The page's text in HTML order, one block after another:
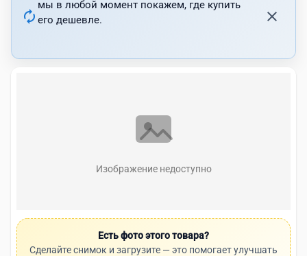
autorenew
мы в любой момент покажем, где купить
его дешевле.
close
Изображение недоступно
Есть фото этого товара?
Сделайте снимок и загрузите — это помогает улучшать